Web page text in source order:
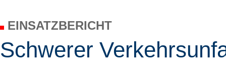
EINSATZBERICHT
Schwerer